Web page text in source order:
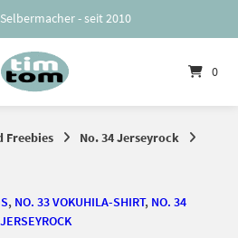
- seit 2010
0
Freebies
No. 34 Jerseyrock
, NO. 33 VOKUHILA-SHIRT, NO. 34
JERSEYROCK